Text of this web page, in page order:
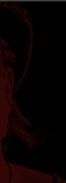
Dort
Erzieher
e,
aus.
Entwicklung